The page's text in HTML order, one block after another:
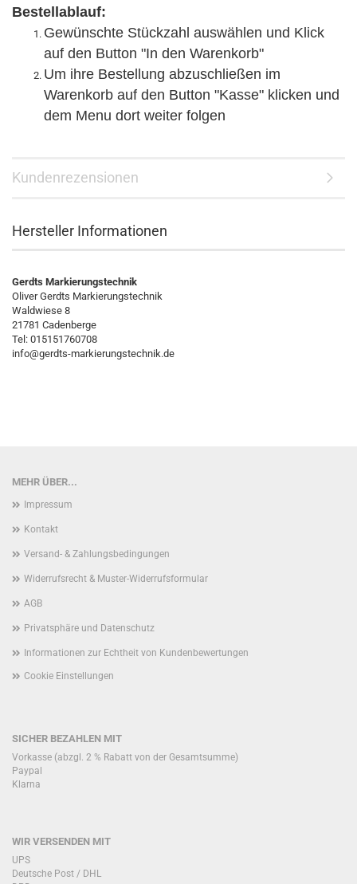
Bestellablauf:
Gewünschte Stückzahl auswählen und Klick
auf den Button "In den Warenkorb"
Um ihre Bestellung abzuschließen im
Warenkorb auf den Button "Kasse" klicken und
dem Menu dort weiter folgen
Kundenrezensionen
Hersteller Informationen
Gerdts Markierungstechnik
Oliver Gerdts Markierungstechnik
Waldwiese 8
21781 Cadenberge
Tel: 015151760708
info@gerdts-markierungstechnik.de
MEHR ÜBER...
Impressum
Kontakt
Versand- & Zahlungsbedingungen
Widerrufsrecht & Muster-Widerrufsformular
AGB
Privatsphäre und Datenschutz
Informationen zur Echtheit von Kundenbewertungen
Cookie Einstellungen
SICHER BEZAHLEN MIT
Vorkasse (abzgl. 2 % Rabatt von der Gesamtsumme)
Paypal
Klarna
WIR VERSENDEN MIT
UPS
Deutsche Post / DHL